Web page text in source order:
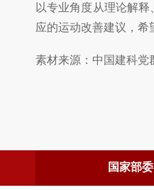
以专业角度从理论解
应的运动改善建议，
素材来源：中国建科党